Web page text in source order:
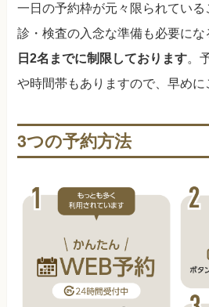
一日の予約枠が元々限られてい
診・検査の入念な準備も必要にな
日2名までに制限しております。
や時間帯もありますので、早めに
3つの予約方法